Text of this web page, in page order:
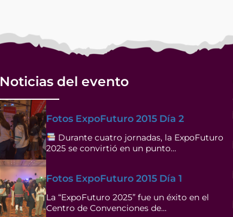
Noticias del evento
Fotos ExpoFuturo 2015 Día 2
Durante cuatro jornadas, la ExpoFuturo
2025 se convirtió en un punto…
Fotos ExpoFuturo 2015 Día 1
La “ExpoFuturo 2025” fue un éxito en el
Centro de Convenciones de…